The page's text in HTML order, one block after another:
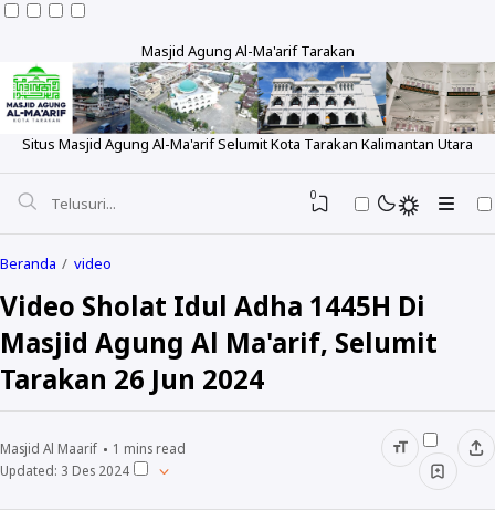
Masjid Agung Al-Ma'arif Tarakan
Situs Masjid Agung Al-Ma'arif Selumit Kota Tarakan Kalimantan Utara
Tentang
Sejarah
Struktur
Pengeluaran Rutin
Laporan Bulanan
Berita
0
Beranda video
Video Sholat Idul Adha 1445H Di
Masjid Agung Al Ma'arif, Selumit
Tarakan 26 Jun 2024
Masjid Al Maarif 1 mins read
Updated: 3 Des 2024